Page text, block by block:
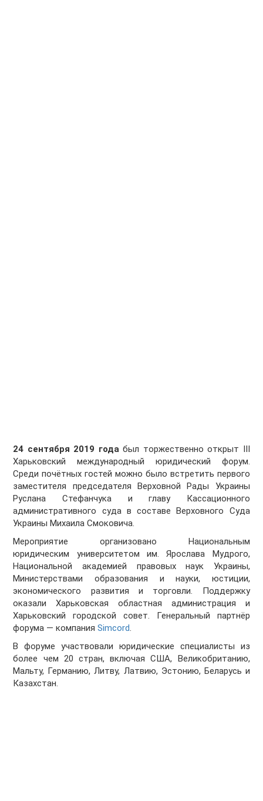
24 сентября 2019 годабыл торжественно открыт III
Харьковский международный юридический форум.
Среди почётных гостей можно было встретить первого
заместителя председателя Верховной Рады Украины
Руслана Стефанчука и главу Кассационного
административного суда в составе Верховного Суда
Украины Михаила Смоковича.
Мероприятие организовано Национальным
юридическим университетом им. Ярослава Мудрого,
Национальной академией правовых наук Украины,
Министерствами образования и науки, юстиции,
экономического развития и торговли. Поддержку
оказали Харьковская областная администрация и
Харьковский городской совет. Генеральный партнёр
форума — компанияSimcord.
В форуме участвовали юридические специалисты из
более чем 20 стран, включая США, Великобританию,
Мальту, Германию, Литву, Латвию, Эстонию, Беларусь и
Казахстан.